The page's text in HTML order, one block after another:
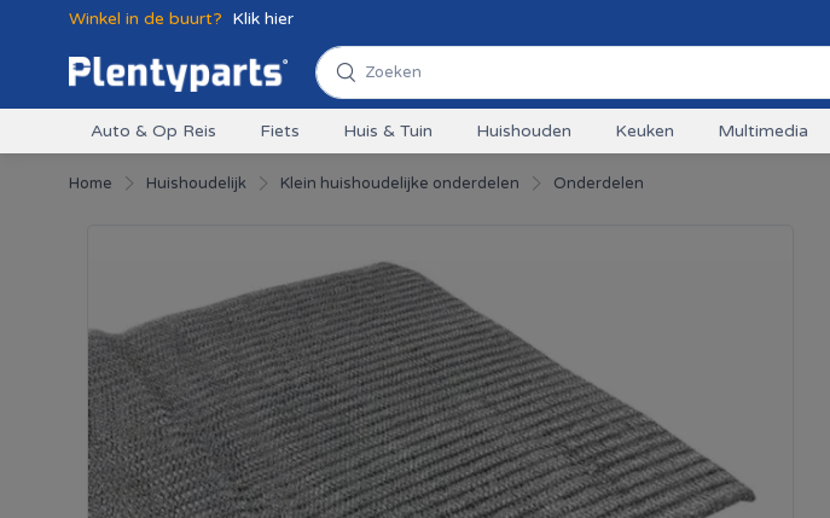
Winkel in de buurt? Klik hier
Auto & Op Reis Fiets Huis & Tuin Huishouden Keuken Multimedia
Home Huishoudelijk Klein huishoudelijke onderdelen Onderdelen